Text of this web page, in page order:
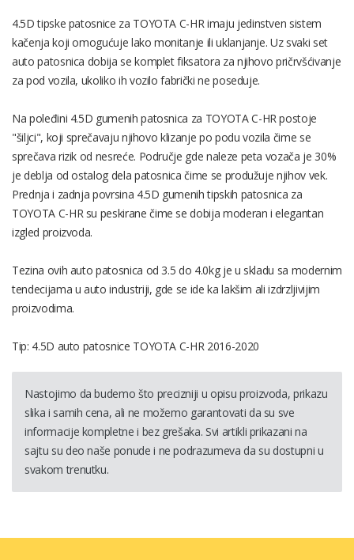
4.5D tipske patosnice za TOYOTA C-HR imaju jedinstven sistem
kačenja koji omogućuje lako monitanje ili uklanjanje. Uz svaki set
auto patosnica dobija se komplet fiksatora za njihovo pričrvšćivanje
za pod vozila, ukoliko ih vozilo fabrički ne poseduje.
Na poleđini 4.5D gumenih patosnica za TOYOTA C-HR postoje
"šiljci", koji sprečavaju njihovo klizanje po podu vozila čime se
sprečava rizik od nesreće. Područje gde naleze peta vozača je 30%
je deblja od ostalog dela patosnica čime se produžuje njihov vek.
Prednja i zadnja povrsina 4.5D gumenih tipskih patosnica za
TOYOTA C-HR su peskirane čime se dobija moderan i elegantan
izgled proizvoda.
Tezina ovih auto patosnica od 3.5 do 4.0kg je u skladu sa modernim
tendecijama u auto industriji, gde se ide ka lakšim ali izdrzljivijim
proizvodima.
Tip: 4.5D auto patosnice TOYOTA C-HR 2016-2020
Nastojimo da budemo što precizniji u opisu proizvoda, prikazu
slika i samih cena, ali ne možemo garantovati da su sve
informacije kompletne i bez grešaka. Svi artikli prikazani na
sajtu su deo naše ponude i ne podrazumeva da su dostupni u
svakom trenutku.